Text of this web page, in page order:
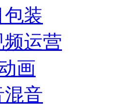
装
频运营
画
音